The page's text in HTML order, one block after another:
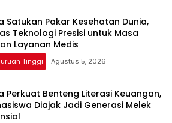
Satukan Pakar Kesehatan Dunia,
Teknologi Presisi untuk Masa
Layanan Medis
Tinggi Agustus 5, 2026
Perkuat Benteng Literasi Keuangan,
Diajak Jadi Generasi Melek